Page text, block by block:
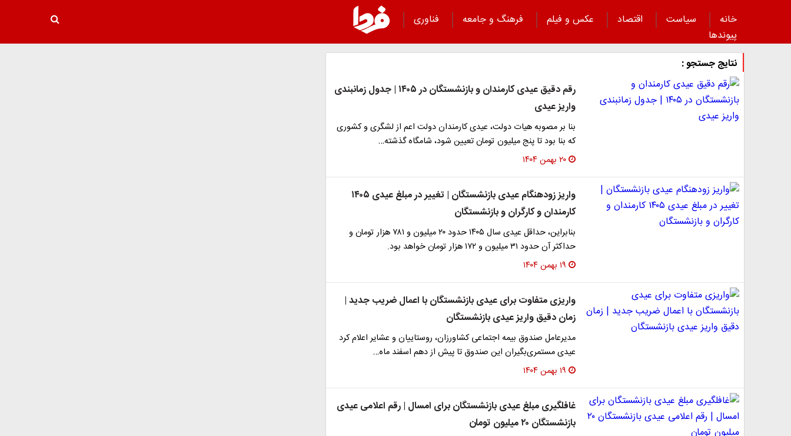
خانه سیاست اقتصاد عکس و فیلم فرهنگ و جامعه
فناوری
پیوند‌ها
نتایج جستجو :
رقم دقیق عیدی کارمندان و بازنشستگان در ۱۴۰۵ | جدول زمانبندی
واریز عیدی
بنا بر مصوبه هیات دولت، عیدی کارمندان دولت اعم از لشگری و کشوری
که بنا بود تا پنج میلیون تومان تعیین شود، شامگاه گذشته…
۲۰ بهمن ۱۴۰۴
واریز زودهنگام عیدی بازنشستگان | تغییر در مبلغ عیدی ۱۴۰۵
کارمندان و کارگران و بازنشستگان
بنابراین، حداقل عیدی سال ۱۴۰۵ حدود ۲۰ میلیون و ۷۸۱ هزار تومان و
حداکثر آن حدود ۳۱ میلیون و ۱۷۲ هزار تومان خواهد بود.
۱۹ بهمن ۱۴۰۴
واریزی متفاوت برای عیدی بازنشستگان با اعمال ضریب جدید |
زمان دقیق واریز عیدی بازنشستگان
مدیرعامل صندوق بیمه اجتماعی کشاورزان، روستاییان و عشایر اعلام کرد
عیدی مستمری‌بگیران این صندوق تا پیش از دهم اسفند ماه…
۱۹ بهمن ۱۴۰۴
غافلگیری مبلغ عیدی بازنشستگان برای امسال | رقم اعلامی عیدی
بازنشستگان ۲۰ میلیون تومان